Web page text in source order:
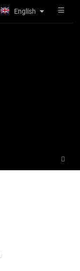
English